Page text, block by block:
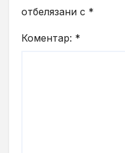
отбелязани с *
Коментар: *